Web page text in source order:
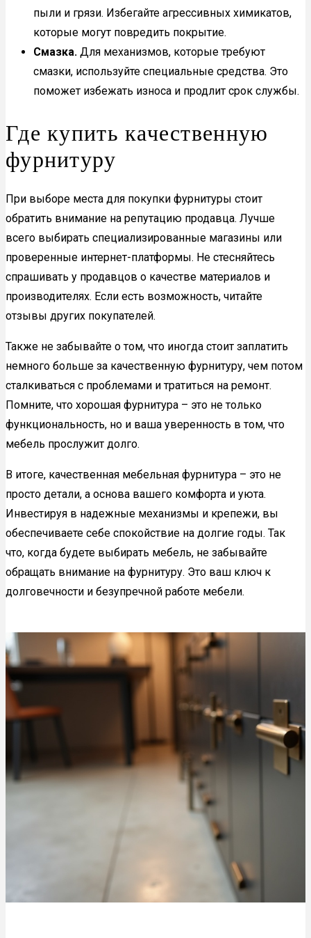
пыли и грязи. Избегайте агрессивных химикатов,
которые могут повредить покрытие.
Смазка. Для механизмов, которые требуют
смазки, используйте специальные средства. Это
поможет избежать износа и продлит срок службы.
Где купить качественную
фурнитуру
При выборе места для покупки фурнитуры стоит
обратить внимание на репутацию продавца. Лучше
всего выбирать специализированные магазины или
проверенные интернет-платформы. Не стесняйтесь
спрашивать у продавцов о качестве материалов и
производителях. Если есть возможность, читайте
отзывы других покупателей.
Также не забывайте о том, что иногда стоит заплатить
немного больше за качественную фурнитуру, чем потом
сталкиваться с проблемами и тратиться на ремонт.
Помните, что хорошая фурнитура – это не только
функциональность, но и ваша уверенность в том, что
мебель прослужит долго.
В итоге, качественная мебельная фурнитура – это не
просто детали, а основа вашего комфорта и уюта.
Инвестируя в надежные механизмы и крепежи, вы
обеспечиваете себе спокойствие на долгие годы. Так
что, когда будете выбирать мебель, не забывайте
обращать внимание на фурнитуру. Это ваш ключ к
долговечности и безупречной работе мебели.